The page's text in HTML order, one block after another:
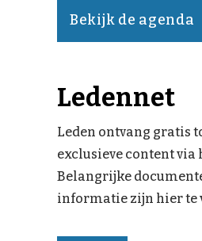
Bekijk de agenda
Ledennet
Leden ontvang gratis
exclusieve content via
Belangrijke
informatie zijn hier te